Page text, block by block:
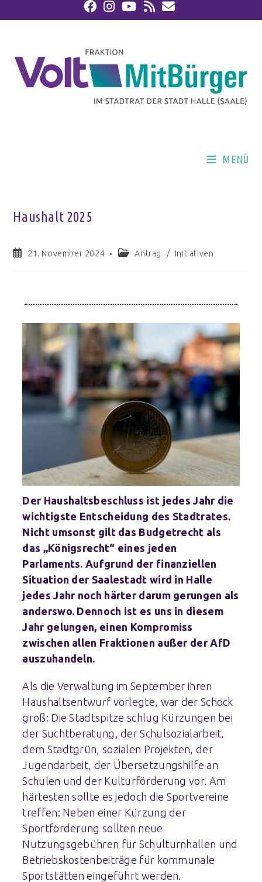
MENÜ
Haushalt 2025
21. November 2024 Antrag / Initiativen
Der Haushaltsbeschluss ist jedes Jahr die
wichtigste Entscheidung des Stadtrates.
Nicht umsonst gilt das Budgetrecht als
das „Königsrecht“ eines jeden
Parlaments. Aufgrund der finanziellen
Situation der Saalestadt wird in Halle
jedes Jahr noch härter darum gerungen als
anderswo. Dennoch ist es uns in diesem
Jahr gelungen, einen Kompromiss
zwischen allen Fraktionen außer der AfD
auszuhandeln.
Als die Verwaltung im September ihren
Haushaltsentwurf vorlegte, war der Schock
groß: Die Stadtspitze schlug Kürzungen bei
der Suchtberatung, der Schulsozialarbeit,
dem Stadtgrün, sozialen Projekten, der
Jugendarbeit, der Übersetzungshilfe an
Schulen und der Kulturförderung vor. Am
härtesten sollte es jedoch die Sportvereine
treffen: Neben einer Kürzung der
Sportförderung sollten neue
Nutzungsgebühren für Schulturnhallen und
Betriebskostenbeiträge für kommunale
Sportstätten eingeführt werden.